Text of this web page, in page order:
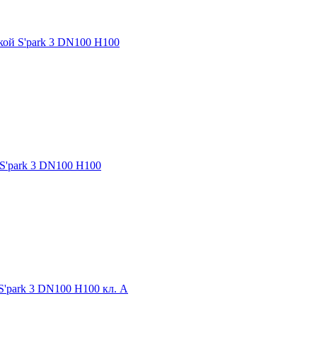
S'park 3 DN100 H100
3 DN100 H100
3 DN100 H100 кл. А